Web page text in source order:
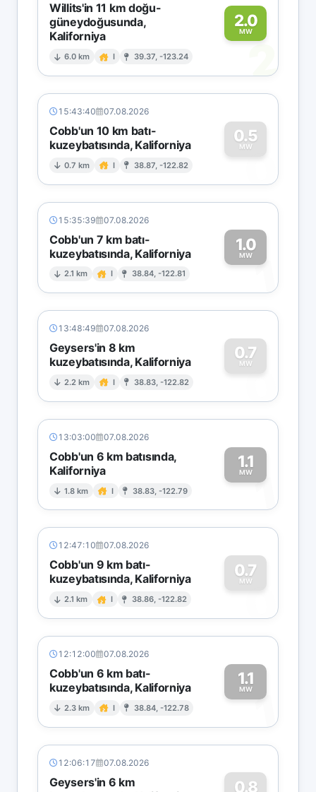
Willits'in 11 km doğu-
güneydoğusunda,
Kaliforniya
6.0 km I 39.37, -123.24
2.0
MW
2
15:43:40 07.08.2026
Cobb'un 10 km batı-
kuzeybatısında, Kaliforniya
0.7 km I 38.87, -122.82
0.5
MW
0
15:35:39 07.08.2026
Cobb'un 7 km batı-
kuzeybatısında, Kaliforniya
2.1 km I 38.84, -122.81
1.0
MW1
13:48:49 07.08.2026
Geysers'in 8 km
kuzeybatısında, Kaliforniya
2.2 km I 38.83, -122.82
0.7
MW
0
13:03:00 07.08.2026
Cobb'un 6 km batısında,
Kaliforniya
1.8 km I 38.83, -122.79
1.1
MW1
12:47:10 07.08.2026
Cobb'un 9 km batı-
kuzeybatısında, Kaliforniya
2.1 km I 38.86, -122.82
0.7
MW
0
12:12:00 07.08.2026
Cobb'un 6 km batı-
kuzeybatısında, Kaliforniya
2.3 km I 38.84, -122.78
1.1
MW1
12:06:17 07.08.2026
Geysers'in 6 km
0.8